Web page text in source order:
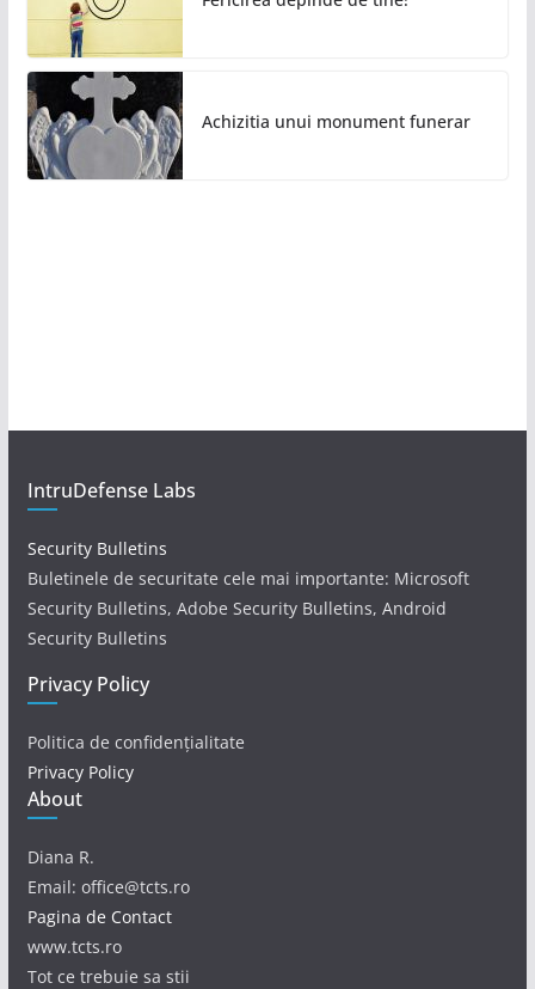
Achizitia unui monument funerar
IntruDefense Labs
Security Bulletins
Buletinele de securitate cele mai importante: Microsoft
Security Bulletins, Adobe Security Bulletins, Android
Security Bulletins
Privacy Policy
Politica de confidențialitate
Privacy Policy
About
Diana R.
Email: office@tcts.ro
Pagina de Contact
www.tcts.ro
Tot ce trebuie sa stii